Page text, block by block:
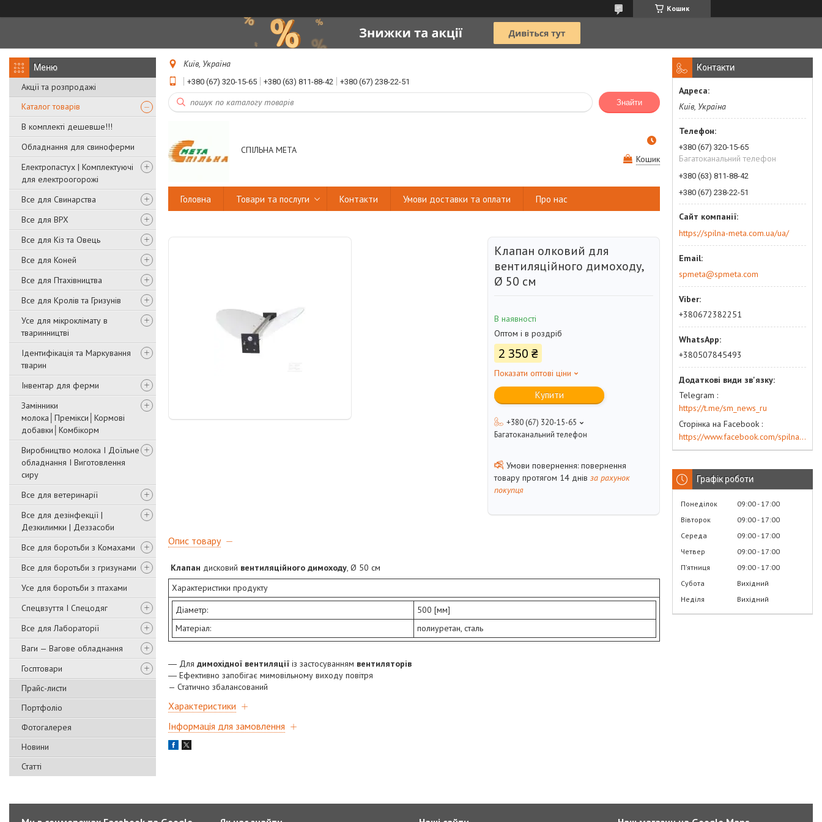
Кошик
Акції та розпродажі
Каталог товарів
В комплекті дешевше!!!
Обладнання для свиноферми
Електропастух | Комплектуючі
для електроогорожі
Все для Свинарства
Все для ВРХ
Все для Кіз та Овець
Все для Коней
Все для Птахівництва
Все для Кролів та Гризунів
Усе для мікроклімату в
тваринництві
Ідентифікація та Маркування
тварин
Інвентар для ферми
Замінники
молока│Премікси│Кормові
добавки│Комбікорм
Виробництво молока І Доїльне
обладнання І Виготовлення
сиру
Все для ветеринарії
Все для дезінфекції |
Дезкилимки | Деззасоби
Все для боротьби з Комахами
Все для боротьби з гризунами
Усе для боротьби з птахами
Спецвзуття І Спецодяг
Все для Лабораторії
Ваги — Вагове обладнання
Госптовари
Прайс-листи
Портфоліо
Фотогалерея
Новини
Статті
Київ, Україна
+380 (67) 320-15-65 +380 (63) 811-88-42 +380 (67) 238-22-51
Знайти
СПІЛЬНА МЕТА
Кошик
Головна Товари та послуги Контакти Умови доставки та оплати Про нас
Клапан олковий для
вентиляційного димоходу,
Ø 50 см
В наявності
Оптом і в роздріб
2 350 ₴
Показати оптові ціни
Купити
+380 (67) 320-15-65
Багатоканальний телефон
повернення
товару протягом 14 днів за рахунок
покупця
Опис товару
Клапан дисковий вентиляційного димоходу, Ø 50 см
Характеристики продукту
Діаметр:
500 [мм]
Матеріал:
полиуретан, сталь
― Для димохідної вентиляції із застосуванням вентиляторів
― Ефективно запобігає мимовільному виходу повітря
— Статично збалансований
Характеристики
Інформація для замовлення
Контакти
Київ, Україна
+380 (67) 320-15-65
Багатоканальний телефон
+380 (63) 811-88-42
+380 (67) 238-22-51
https://spilna-meta.com.ua/ua/
spmeta@spmeta.com
+380672382251
+380507845493
Telegram
https://t.me/sm_news_ru
Сторінка на Facebook
https://www.facebook.com/spilna.meta
Графік роботи
Понеділок 09:00 17:00
Вівторок
09:00 17:00
Середа
09:00 17:00
Четвер
09:00 17:00
Пʼятниця
09:00 17:00
Субота
Вихідний
Неділя
Вихідний